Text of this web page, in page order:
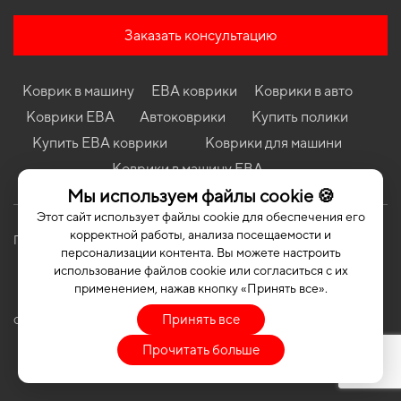
Мы используем файлы cookie 🍪
Этот сайт использует файлы cookie для обеспечения его
корректной работы, анализа посещаемости и
персонализации контента. Вы можете настроить
использование файлов cookie или согласиться с их
применением, нажав кнопку «Принять все».
Принять все
Прочитать больше
Коврики в салон Jeep Compass 2006-2011 I поколение USA
Коврики в салон Chevrolet Traverse 2008-2017 I поколение USA
Коврики в салон Dacia Solenza 2003-2005 I поколение EU
Liftback
Коврики в салон Citroen C3 2020-2023 III поколение EU
Hatchback рест
Коврики в салон Fiat Linea 2007-2018 I поколение EU Sedan
Заказать консультацию
Коврик в машину ЕВА коврики
Коврики в авто
Коврики ЕВА
Автоковрики
Купить полики
Купить ЕВА коврики
Коврики для машини
Коврики в машину ЕВА
Политика конфиденциальности Публичная оферта
COPYRIGHT | EVASOTA © 2026 | ALL RIGHTS RESERVED